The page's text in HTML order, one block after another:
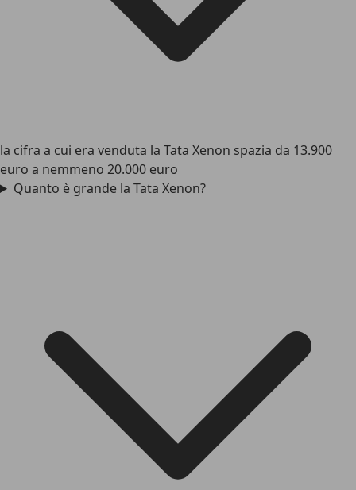
la cifra a cui era venduta la Tata Xenon spazia da 13.900
euro a nemmeno 20.000 euro
Quanto è grande la Tata Xenon?